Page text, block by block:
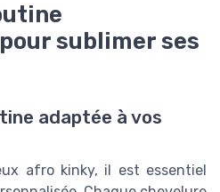
sublimer ses
adaptée à vos
afro kinky, il est essentiel